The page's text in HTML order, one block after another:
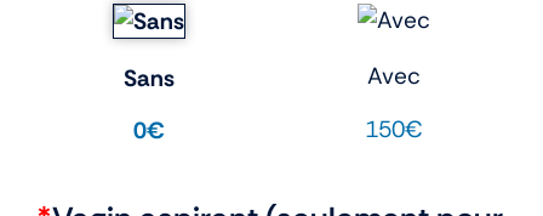
Sans
0€
Avec
150€